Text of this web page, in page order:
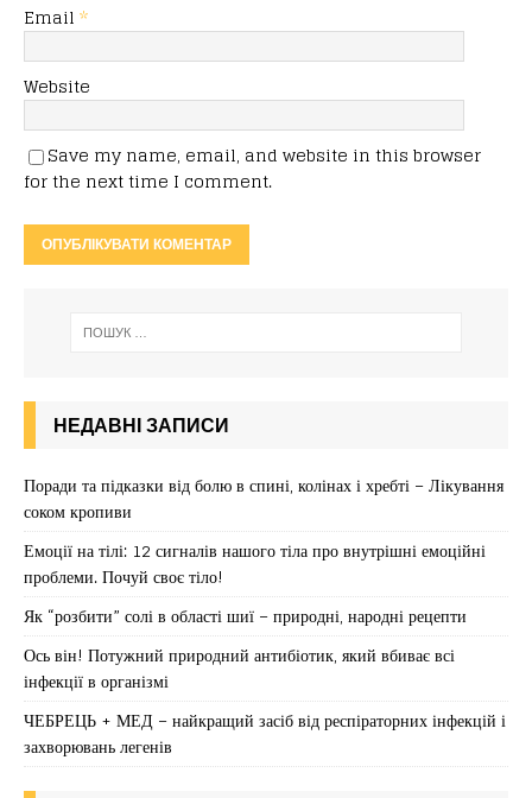
Email *
Website
Save my name, email, and website in this browser
for the next time I comment.
НЕДАВНІ ЗАПИСИ
Поради та підказки від болю в спині, колінах і хребті – Лікування
соком кропиви
Емоції на тілі: 12 сигналів нашого тіла про внутрішні емоційні
проблеми. Почуй своє тіло!
Як “розбити” солі в області шиї – природні, народні рецепти
Ось він! Потужний природний антибіотик, який вбиває всі
інфекції в організмі
ЧЕБРЕЦЬ + МЕД – найкращий засіб від респіраторних інфекцій і
захворювань легенів